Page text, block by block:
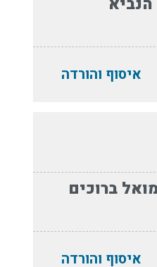
איסוף והורדה
ברוכים
איסוף והורדה